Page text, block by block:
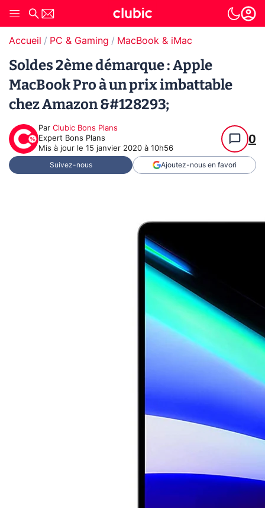
Accueil PC & Gaming MacBook & iMac
Soldes 2ème démarque : Apple
MacBook Pro à un prix imbattable
chez Amazon &#128293;
Par Clubic Bons Plans
Expert Bons Plans
Mis à jour le 15 janvier 2020 à 10h56
0
Suivez-nous Ajoutez-nous en favori